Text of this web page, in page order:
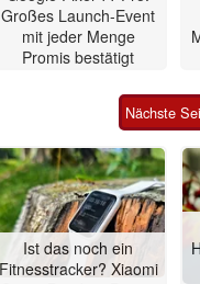
Großes Launch-Event
mit jeder Menge
Promis bestätigt
Nächste
Ist das noch ein
Fitnesstracker? Xiaomi